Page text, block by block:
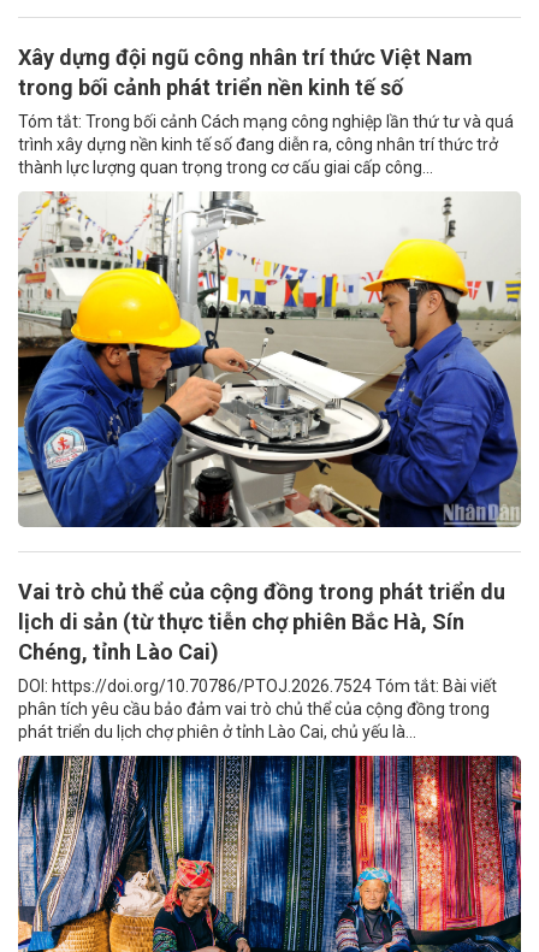
Xây dựng đội ngũ công nhân trí thức Việt Nam
trong bối cảnh phát triển nền kinh tế số
Tóm tắt: Trong bối cảnh Cách mạng công nghiệp lần thứ tư và quá
trình xây dựng nền kinh tế số đang diễn ra, công nhân trí thức trở
thành lực lượng quan trọng trong cơ cấu giai cấp công...
Vai trò chủ thể của cộng đồng trong phát triển du
lịch di sản (từ thực tiễn chợ phiên Bắc Hà, Sín
Chéng, tỉnh Lào Cai)
DOI: https://doi.org/10.70786/PTOJ.2026.7524 Tóm tắt: Bài viết
phân tích yêu cầu bảo đảm vai trò chủ thể của cộng đồng trong
phát triển du lịch chợ phiên ở tỉnh Lào Cai, chủ yếu là...